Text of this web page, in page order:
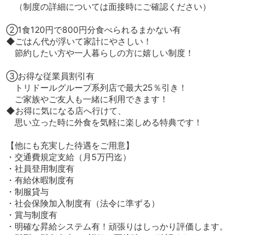
（制度の詳細については面接時にご確認ください）
②1食120円で800円分食べられるまかない有
◆ごはん代が浮いて家計にやさしい！
節約したい方や一人暮らしの方に嬉しい制度！
③お得な従業員割引有
トリドールグループ系列店で最大25％引き！
ご家族やご友人も一緒に利用できます！
◆お得に気になる店へ行けて、
思い立った時に外食を気軽に楽しめる特典です！
【他にも充実した待遇をご用意】
・交通費規定支給（月5万円迄）
・社員登用制度有
・有給休暇制度有
・制服貸与
・社会保険加入制度有（法令に準ずる）
・賞与制度有
・明確な昇給システム有！頑張りはしっかり評価します。